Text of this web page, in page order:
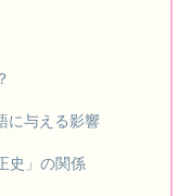
に与える影響
史」の関係